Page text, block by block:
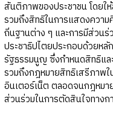
สันติภาพของประชาชน โดยใ
รวมถึงสิทธิในการแสดงควา
ถิ่นฐานต่าง ๆ และการมีส่วนร่
ประชาธิปไตยประกอบด้วยห
รัฐธรรมนูญ ซึ่งกำหนดสิทธิแ
รวมถึงกฎหมายสิทธิเสรีภาพ
อินเตอร์เน็ต ตลอดจนกฎหมา
ส่วนร่วมในการตัดสินใจทางก